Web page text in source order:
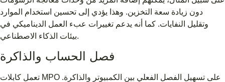
دون زيادة سعة التخزين. وهذا يؤدي إلى تحسين استخدام الموارد
وتقليل النفايات. كما أنه يدعم تغييرات عبء العمل الديناميكي في
بيئات الذكاء الاصطناعي.
فصل الحساب والذاكرة
تعمل كابلات MPO على تسهيل الفصل الفعلي بين الكمبيوتر والذاكرة.